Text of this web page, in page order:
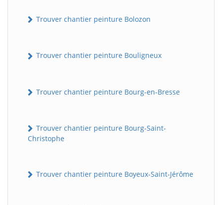
Trouver chantier peinture Bolozon
Trouver chantier peinture Bouligneux
Trouver chantier peinture Bourg-en-Bresse
Trouver chantier peinture Bourg-Saint-
Christophe
Trouver chantier peinture Boyeux-Saint-Jérôme